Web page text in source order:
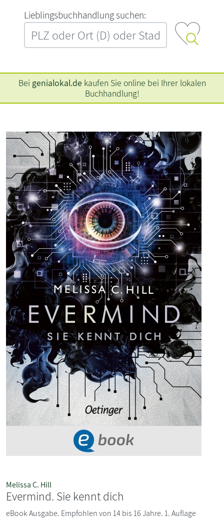
L‍i‍e‍b‍l‍i‍n‍g‍s‍b‍u‍c‍h‍h‍a‍n‍d‍l‍u‍n‍g‍ ‍s‍u‍c‍h‍e‍n‍:‍
Bei genialokal.de kaufen Sie online bei Ihrer lokalen
Buchhandlung!
Melissa C. Hill
Evermind. Sie kennt dich
eBook Ausgabe. Empfohlen von 14 bis 16 Jahre. 1. Auflage